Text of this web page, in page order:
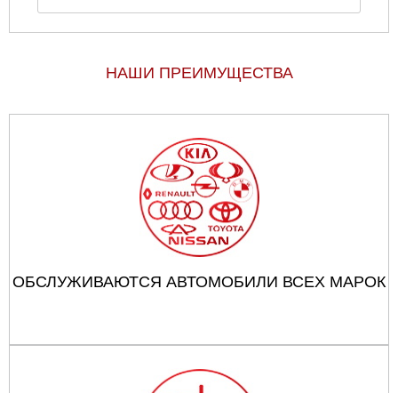
НАШИ ПРЕИМУЩЕСТВА
ОБСЛУЖИВАЮТСЯ АВТОМОБИЛИ ВСЕХ МАРОК